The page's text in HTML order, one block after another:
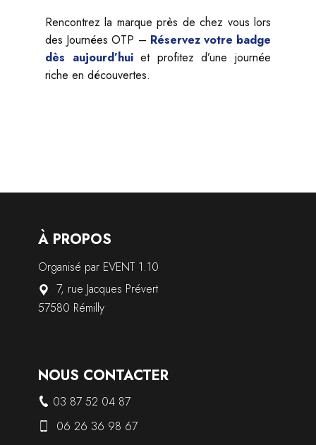
Rencontrez la marque près de chez vous lors
des Journées OTP – Réservez votre badge
dès aujourd’huiet profitez d’une journée
riche en découvertes.
À PROPOS
Organisé par EVENT 1.10
7, rue Jacques Prévert
57580 Rémilly
NOUS CONTACTER
03 87 52 04 87
06 26 36 98 67